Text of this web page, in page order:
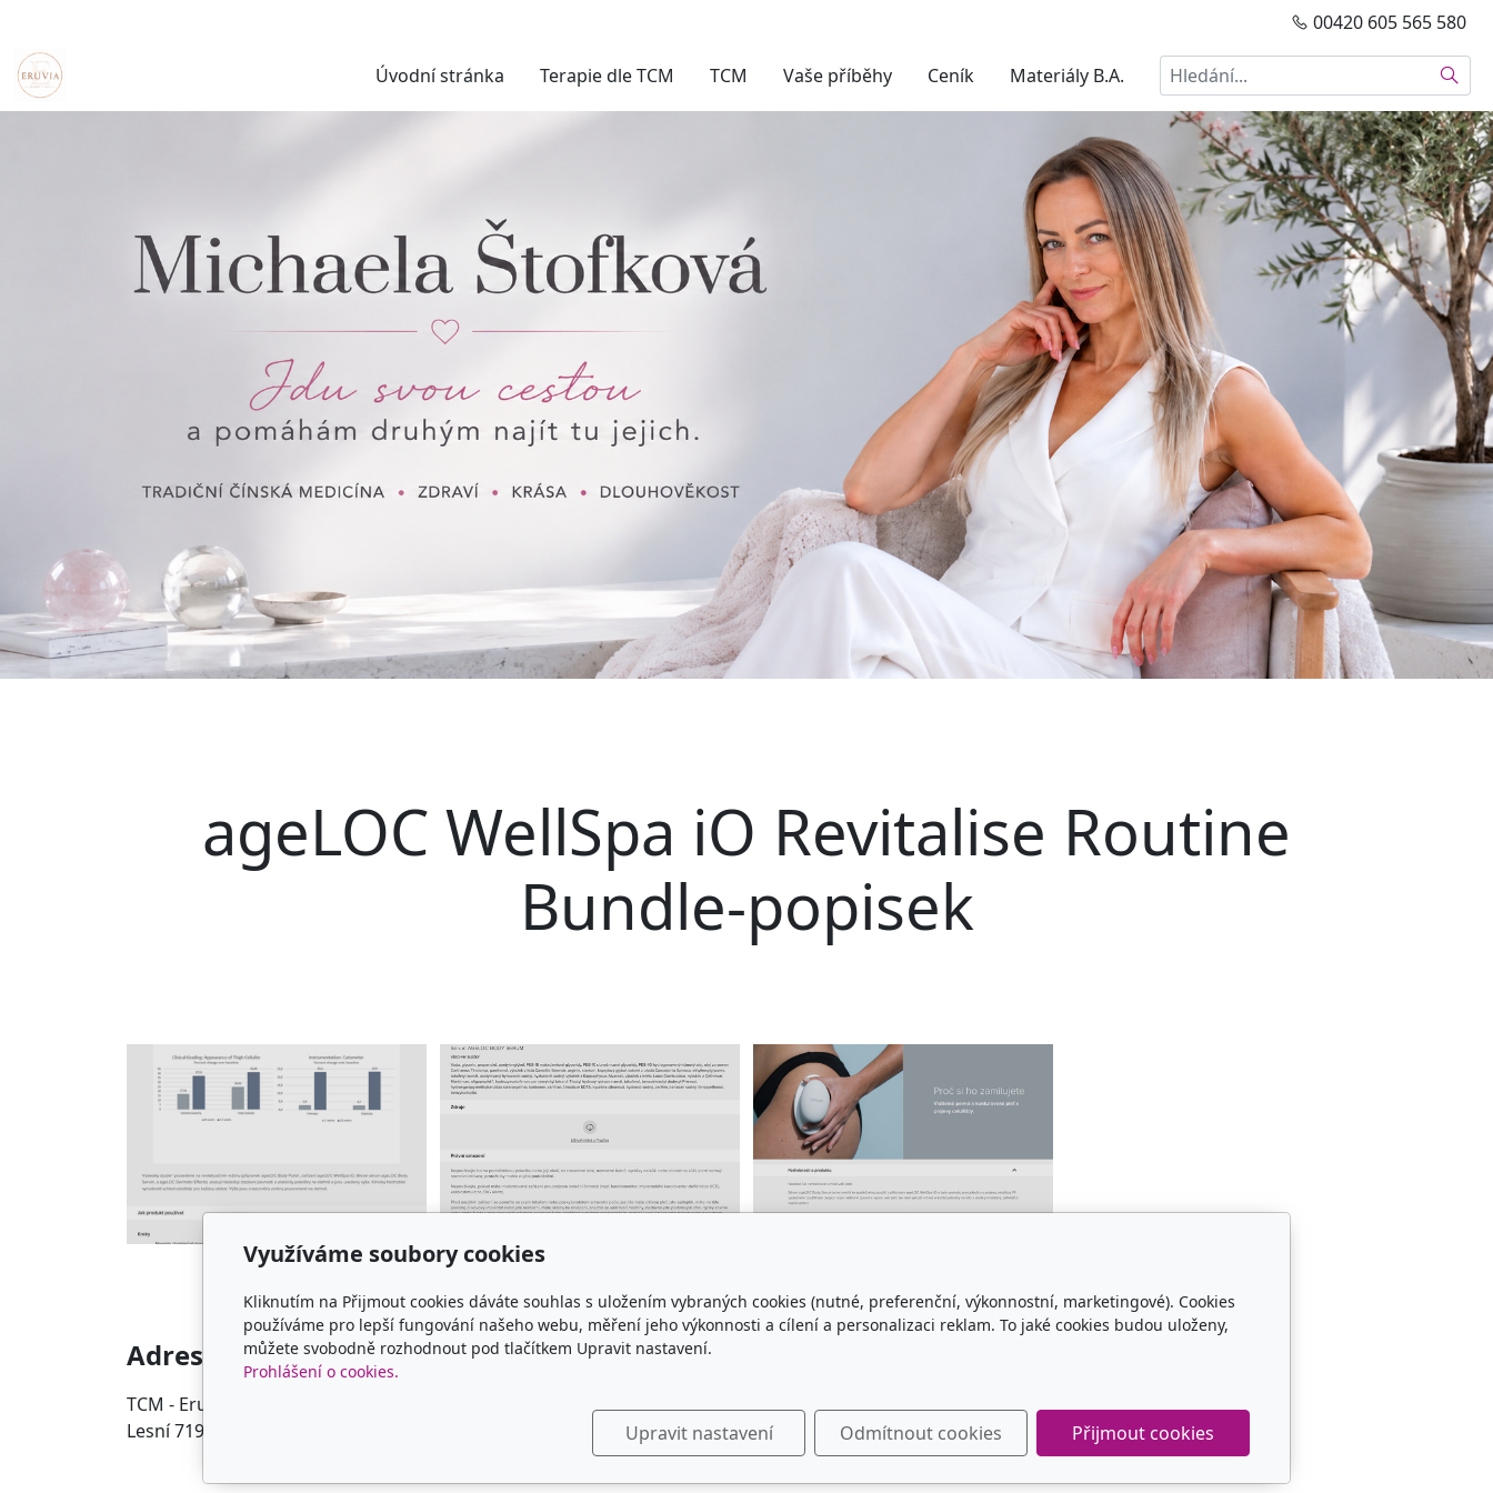
00420 605 565 580
Úvodní stránka Terapie dle TCM TCM Vaše příběhy Ceník Materiály B.A. Hledat
ageLOC WellSpa iO Revitalise Routine
Bundle-popisek
Adresa
TCM - Eruvia
Lesní 719, 34506 Kdyně
Kontakt
00420 605 565 580
Využíváme soubory cookies
Kliknutím na Přijmout cookies dáváte souhlas s uložením vybraných cookies (nutné, preferenční, výkonnostní, marketingové). Cookies
používáme pro lepší fungování našeho webu, měření jeho výkonnosti a cílení a personalizaci reklam. To jaké cookies budou uloženy,
můžete svobodně rozhodnout pod tlačítkem Upravit nastavení.
Prohlášení o cookies.
Upravit nastavení Odmítnout cookies Přijmout cookies